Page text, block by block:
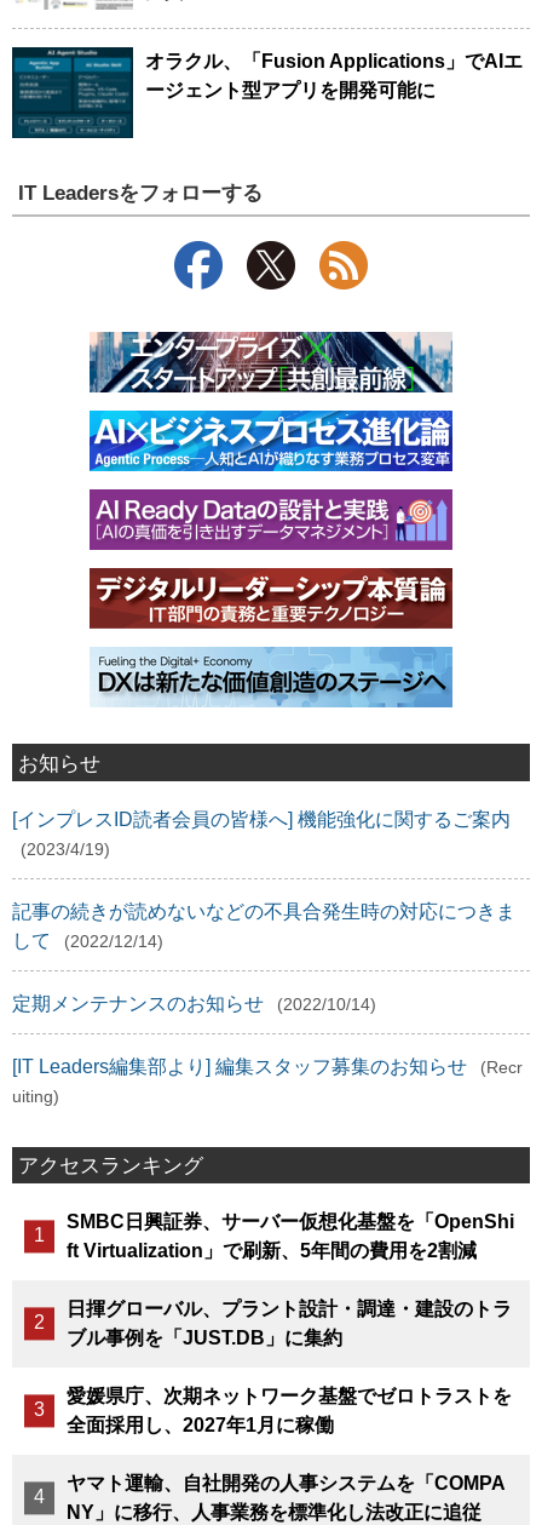
オラクル、「Fusion Applications」でAIエ
ージェント型アプリを開発可能に
IT Leadersをフォローする
お知らせ
[インプレスID読者会員の皆様へ] 機能強化に関するご案内
(2023/4/19)
記事の続きが読めないなどの不具合発生時の対応につきま
して
(2022/12/14)
定期メンテナンスのお知らせ (2022/10/14)
[IT Leaders編集部より] 編集スタッフ募集のお知らせ
(Recr
uiting)
アクセスランキング
SMBC日興証券、サーバー仮想化基盤を「OpenShi
ft Virtualization」で刷新、5年間の費用を2割減
日揮グローバル、プラント設計・調達・建設のトラ
ブル事例を「JUST.DB」に集約
愛媛県庁、次期ネットワーク基盤でゼロトラストを
全面採用し、2027年1月に稼働
ヤマト運輸、自社開発の人事システムを「COMPA
NY」に移行、人事業務を標準化し法改正に追従